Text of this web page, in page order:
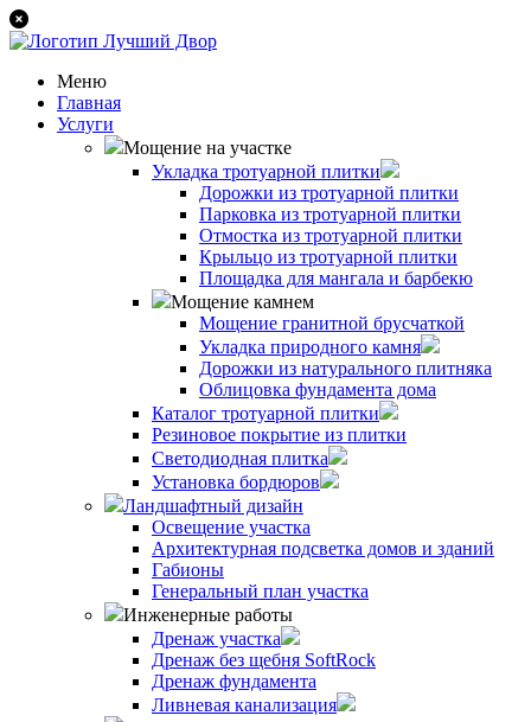
Меню
Главная
Услуги
Мощение на участке
Укладка тротуарной плитки
Дорожки из тротуарной плитки
Парковка из тротуарной плитки
Отмостка из тротуарной плитки
Крыльцо из тротуарной плитки
Площадка для мангала и барбекю
Мощение камнем
Мощение гранитной брусчаткой
Укладка природного камня
Дорожки из натурального плитняка
Облицовка фундамента дома
Каталог тротуарной плитки
Резиновое покрытие из плитки
Светодиодная плитка
Установка бордюров
Ландшафтный дизайн
Освещение участка
Архитектурная подсветка домов и зданий
Габионы
Генеральный план участка
Инженерные работы
Дренаж участка
Дренаж без щебня SoftRock
Дренаж фундамента
Ливневая канализация